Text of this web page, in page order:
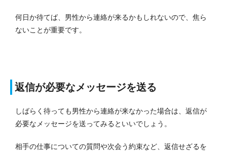
何日か待てば、男性から連絡が来るかもしれないので、焦ら
ないことが重要です。
返信が必要なメッセージを送る
しばらく待っても男性から連絡が来なかった場合は、返信が
必要なメッセージを送ってみるといいでしょう。
相手の仕事についての質問や次会う約束など、返信せざるを